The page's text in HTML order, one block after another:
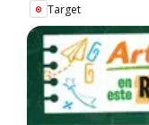
Target